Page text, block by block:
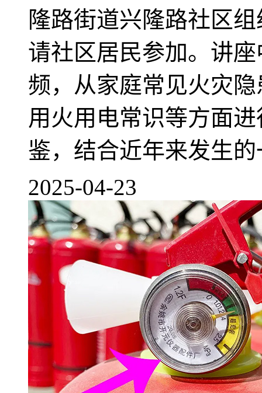
隆路街道兴隆路社区
请社区居民参加。讲
频，从家庭常见火灾
用火用电常识等方面
鉴，结合近年来发生的
2025-04-23